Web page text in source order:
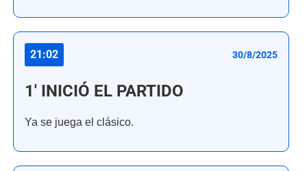
21:02 30/8/2025
1' INICIÓ EL PARTIDO
Ya se juega el clásico.